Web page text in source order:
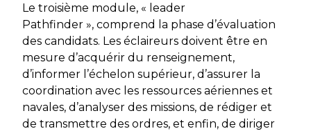
Le troisième module, « leader
Pathfinder », comprend la phase d’évaluation
des candidats. Les éclaireurs doivent être en
mesure d’acquérir du renseignement,
d’informer l’échelon supérieur, d’assurer la
coordination avec les ressources aériennes et
navales, d’analyser des missions, de rédiger et
de transmettre des ordres, et enfin, de diriger